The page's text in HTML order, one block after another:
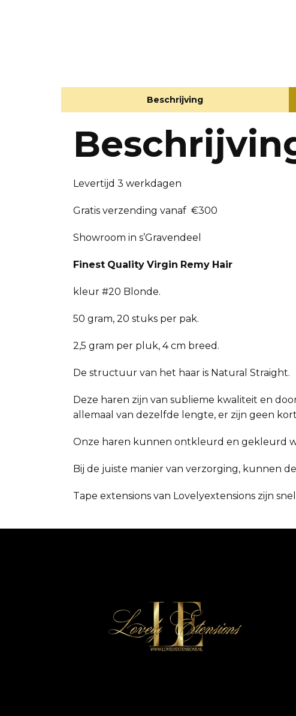
Beschrijving
Levertijd 3 werkdagen
Gratis verzending vanaf €300
Showroom in s’Gravendeel
Finest Quality Virgin Remy Hair
kleur #20 Blonde.
50 gram, 20 stuks per pak.
2,5 gram per pluk, 4 cm breed.
De structuur van het haar is Natural Straight.
Deze haren zijn van sublieme kwaliteit en
allemaal van dezelfde lengte, er zijn geen
Onze haren kunnen ontkleurd en gekleurd
Bij de juiste manier van verzorging, kunnen
Tape extensions van Lovelyextensions zijn